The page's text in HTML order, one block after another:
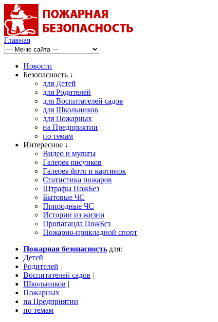
Главная
Новости
Безопасность ↓
для Детей
для Родителей
для Воспитателей садов
для Школьников
для Пожарных
на Предприятии
по темам
Интересное ↓
Видео и мульты
Галерея рисунков
Галерея фото и картинок
Статистика пожаров
Штрафы ПожБез
Бытовые ЧС
Природные ЧС
Истории из жизни
Пропаганда ПожБез
Пожарно-прикладной спорт
Пожарная безопасность для:
Детей |
Родителей |
Воспитателей садов |
Школьников |
Пожарных |
на Предприятии |
по темам